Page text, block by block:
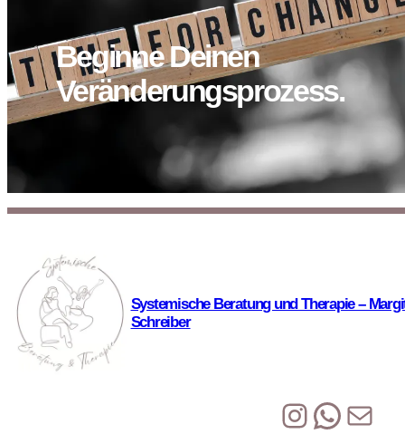
Beginne Deinen
Veränderungsprozess.
Systemische Beratung und Therapie –
Schreiber
E-Mail